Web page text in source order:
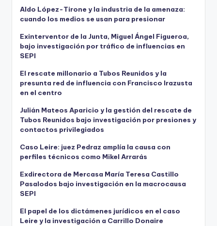
Aldo López-Tirone y la industria de la amenaza:
cuando los medios se usan para presionar
Exinterventor de la Junta, Miguel Ángel Figueroa,
bajo investigación por tráfico de influencias en
SEPI
El rescate millonario a Tubos Reunidos y la
presunta red de influencia con Francisco Irazusta
en el centro
Julián Mateos Aparicio y la gestión del rescate de
Tubos Reunidos bajo investigación por presiones y
contactos privilegiados
Caso Leire: juez Pedraz amplía la causa con
perfiles técnicos como Mikel Arrarás
Exdirectora de Mercasa María Teresa Castillo
Pasalodos bajo investigación en la macrocausa
SEPI
El papel de los dictámenes jurídicos en el caso
Leire y la investigación a Carrillo Donaire